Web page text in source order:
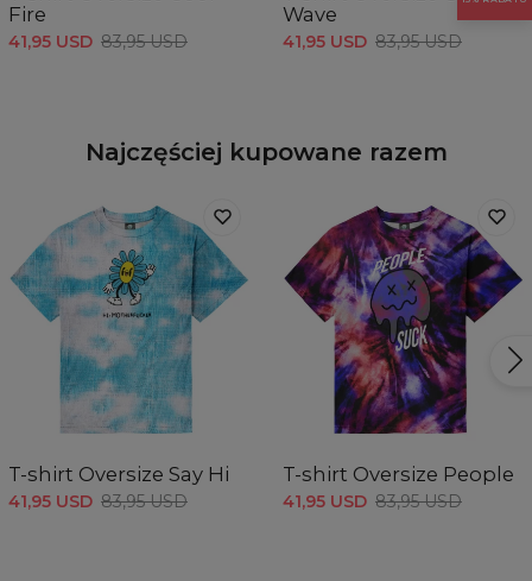
B - Sz. klatki piersiowej
54 56
64
C - Długość rękawów
27,5 28 28,5 29 29,5
Fire
41,95 USD 83,95 USD
Wave
41,95 USD 83,95 USD
Najczęściej kupowane razem
T-shirt Oversize Say Hi
41,95 USD 83,95 USD
T-shirt Oversize People
41,95 USD 83,95 USD